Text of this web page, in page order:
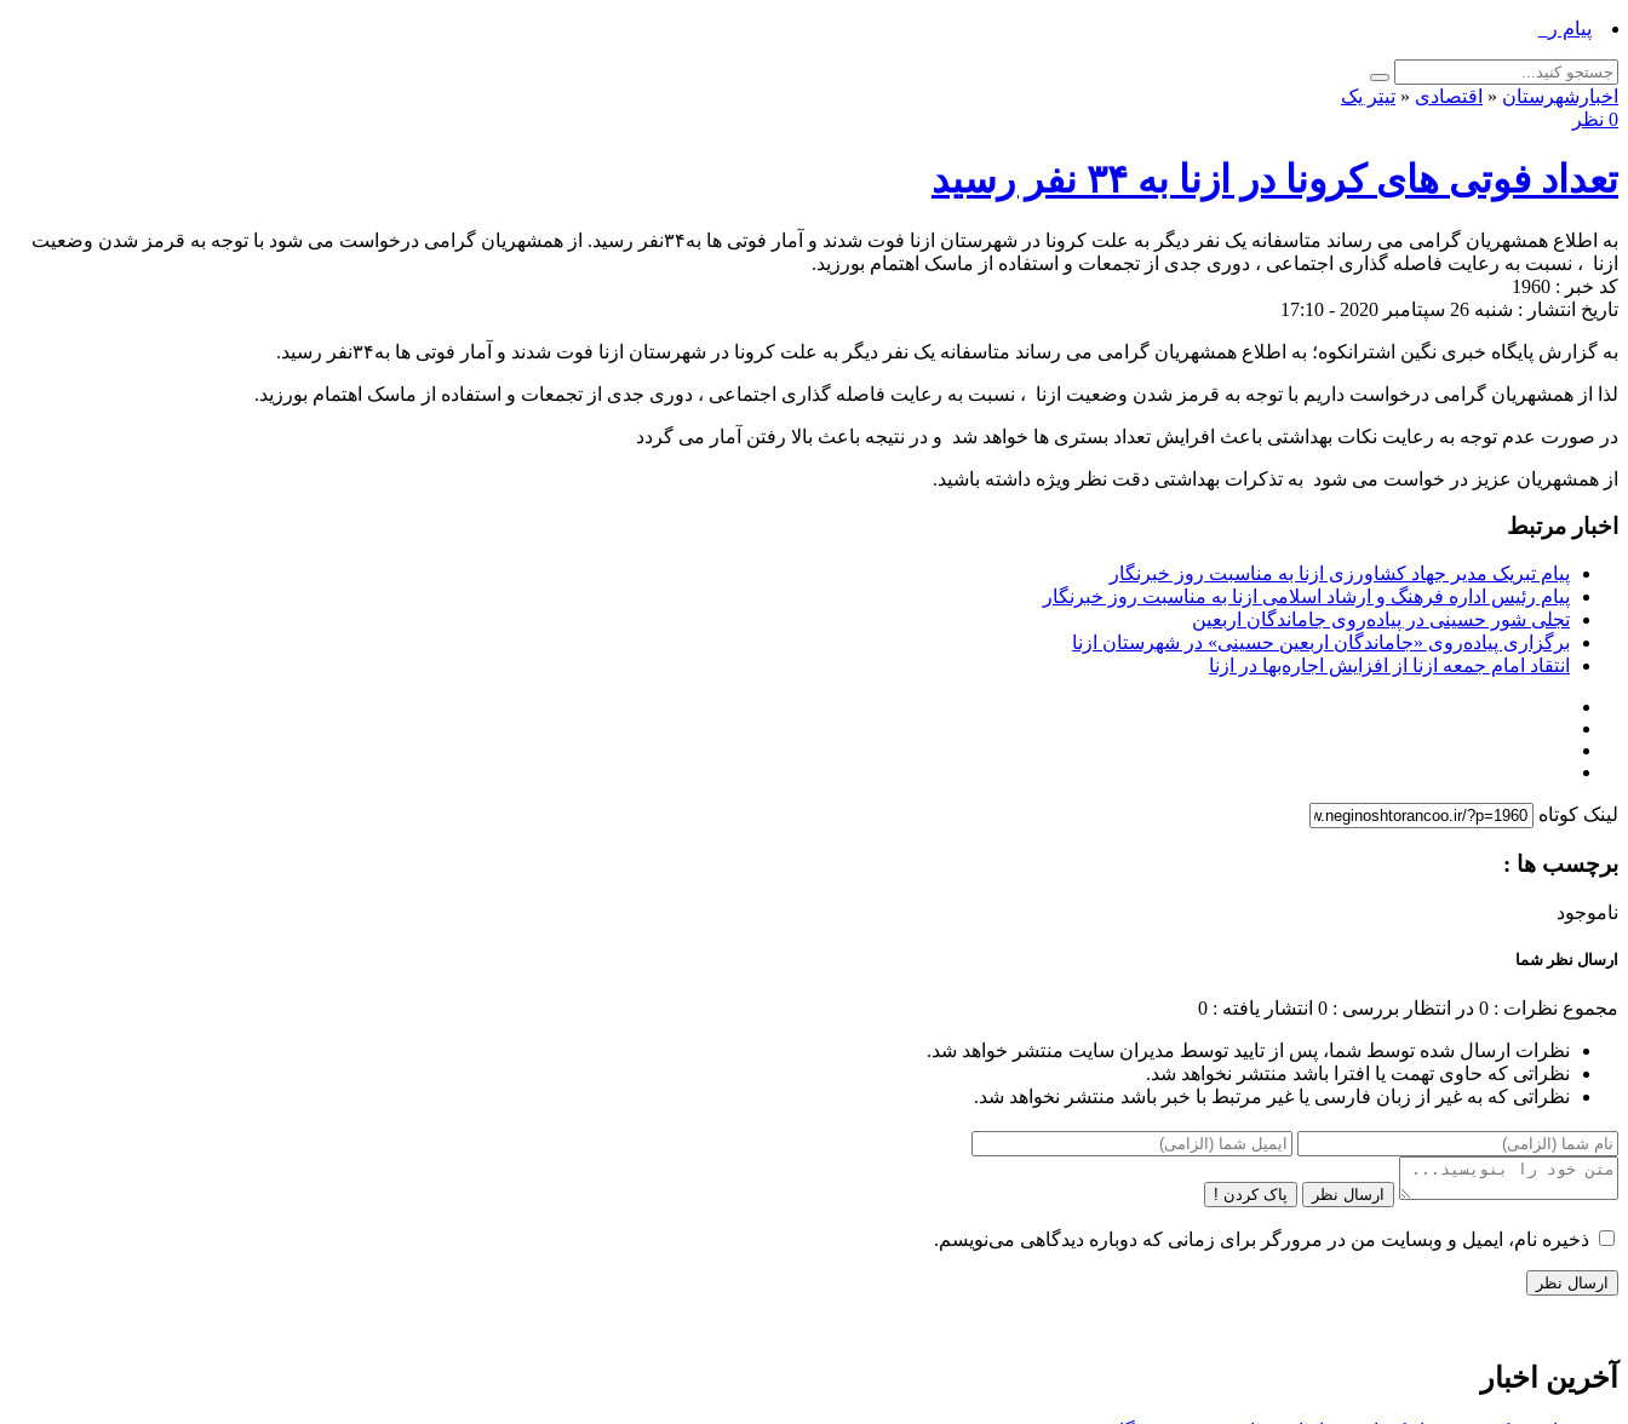
پیام رئیس اداره فرهن_
اخبارشهرستان « اقتصادی « تیتر یک
0 نظر
تعداد فوتی های کرونا در ازنا به ۳۴ نفر رسید
به اطلاع همشهریان گرامی می رساند متاسفانه یک نفر دیگر به علت کرونا در شهرستان ازنا فوت شدند و آمار فوتی ها به۳۴نفر رسید. از همشهریان گرامی درخواست می شود با توجه به قرمز شدن وضعیت
ازنا ، نسبت به رعایت فاصله گذاری اجتماعی ، دوری جدی از تجمعات و استفاده از ماسک اهتمام بورزید.
کد خبر : 1960
تاریخ انتشار : شنبه 26 سپتامبر 2020 - 17:10
به گزارش پایگاه خبری نگین اشترانکوه؛ به اطلاع همشهریان گرامی می رساند متاسفانه یک نفر دیگر به علت کرونا در شهرستان ازنا فوت شدند و آمار فوتی ها به۳۴نفر رسید.
لذا از همشهریان گرامی درخواست داریم با توجه به قرمز شدن وضعیت ازنا ، نسبت به رعایت فاصله گذاری اجتماعی ، دوری جدی از تجمعات و استفاده از ماسک اهتمام بورزید.
در صورت عدم توجه به رعایت نکات بهداشتی باعث افرایش تعداد بستری ها خواهد شد و در نتیجه باعث بالا رفتن آمار می گردد
از همشهریان عزیز در خواست می شود به تذکرات بهداشتی دقت نظر ویژه داشته باشید.
اخبار مرتبط
پیام تبریک مدیر جهاد کشاورزی ازنا به مناسبت روز خبرنگار
پیام رئیس اداره فرهنگ و ارشاد اسلامی ازنا به مناسبت روز خبرنگار
تجلی شور حسینی در پیاده‌روی جاماندگان اربعین
برگزاری پیاده‌روی «جاماندگان اربعین حسینی» در شهرستان ازنا
انتقاد امام جمعه ازنا از افزایش اجاره‌بها در ازنا
لینک کوتاه
برچسب ها :
ناموجود
ارسال نظر شما
مجموع نظرات : 0 در انتظار بررسی : 0 انتشار یافته : 0
نظرات ارسال شده توسط شما، پس از تایید توسط مدیران سایت منتشر خواهد شد.
نظراتی که حاوی تهمت یا افترا باشد منتشر نخواهد شد.
نظراتی که به غیر از زبان فارسی یا غیر مرتبط با خبر باشد منتشر نخواهد شد.
ارسال نظر پاک کردن !
ذخیره نام، ایمیل و وبسایت من در مرورگر برای زمانی که دوباره دیدگاهی می‌نویسم.
آخرین اخبار